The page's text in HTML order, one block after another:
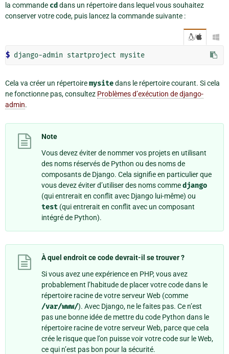
la commande cd dans un répertoire dans lequel vous souhaitez
conserver votre code, puis lancez la commande suivante :
/ 
$
Cela va créer un répertoiremysitedans le répertoire courant. Si cela
ne fonctionne pas, consultez Problèmes d’exécution de django-
admin.
Note
Vous devez éviter de nommer vos projets en utilisant
des noms réservés de Python ou des noms de
composants de Django. Cela signifie en particulier que
vous devez éviter d’utiliser des noms commedjango
(qui entrerait en conflit avec Django lui-même) ou
test (qui entrerait en conflit avec un composant
intégré de Python).
À quel endroit ce code devrait-il se trouver ?
Si vous avez une expérience en PHP, vous avez
probablement l’habitude de placer votre code dans le
répertoire racine de votre serveur Web (comme
/var/www/). Avec Django, ne le faites pas. Ce n’est
pas une bonne idée de mettre du code Python dans le
répertoire racine de votre serveur Web, parce que cela
crée le risque que l’on puisse voir votre code sur le Web,
ce qui n’est pas bon pour la sécurité.